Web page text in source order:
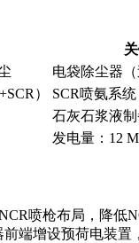
电袋除尘器（
）
SCR喷氨系统
石灰石浆液
发电量：12
喷枪布局，降低
前端增设预荷电装